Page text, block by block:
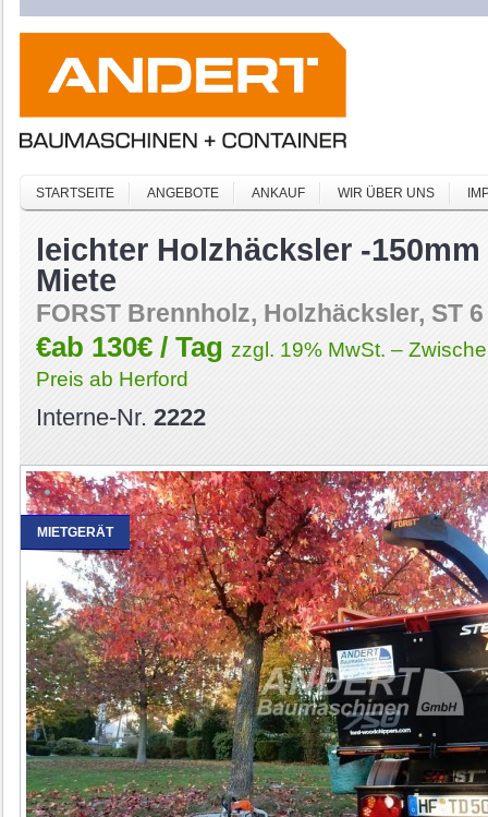
STARTSEITE ANGEBOTE ANKAUF WIR ÜBER UNS
leichter Holzhäcksler -
Miete
FORST Brennholz, Holzhäcksler, ST 6
€ab 130€ / Tag zzgl. 19% MwSt. –
Preis ab Herford
Interne-Nr. 2222
MIETGERÄT